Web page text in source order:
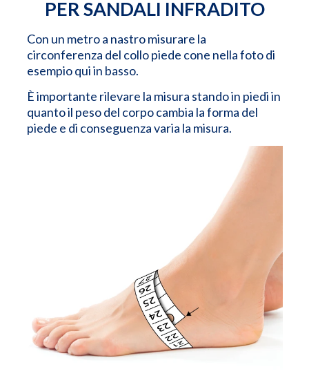
PER SANDALI INFRADITO
Con un metro a nastro misurare la
circonferenza del collo piede cone nella foto di
esempio qui in basso.
È importante rilevare la misura stando in piedi in
quanto il peso del corpo cambia la forma del
piede e di conseguenza varia la misura.